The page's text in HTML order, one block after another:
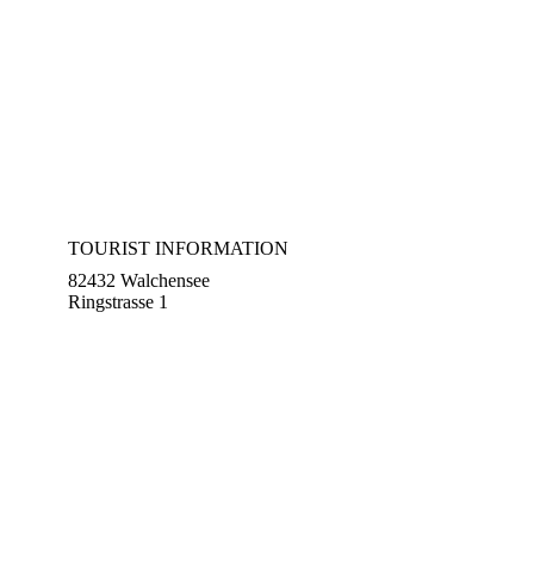
TOURIST INFORMATION
82432 Walchensee
Ringstrasse 1